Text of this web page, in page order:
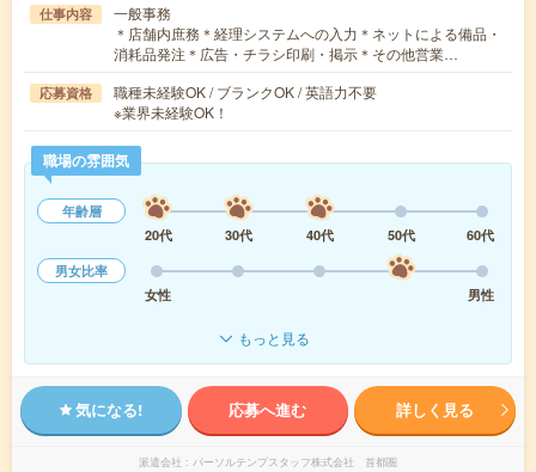
仕事内容
一般事務
＊店舗内庶務＊経理システムへの入力＊ネットによる備品・
消耗品発注＊広告・チラシ印刷・掲示＊その他営業…
応募資格
職種未経験OK / ブランクOK / 英語力不要
※業界未経験OK！
職場の雰囲気
年齢層
20代
30代 40代 50代
60代
男女比率
女性
男性
もっと見る
気になる! 応募へ進む 詳しく見る
派遣会社 パーソルテンプスタッフ株式会社 首都圏